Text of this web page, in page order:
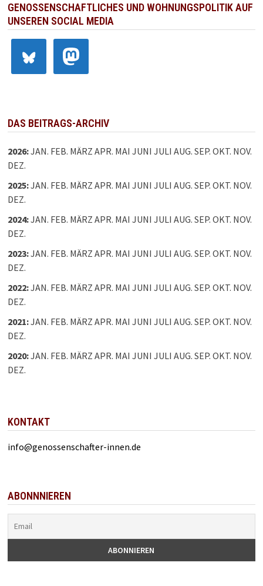
GENOSSENSCHAFTLICHES UND WOHNUNGSPOLITIK AUF
UNSEREN SOCIAL MEDIA
DAS BEITRAGS-ARCHIV
2026:JAN. FEB. MÄRZ APR. MAI JUNI JULI AUG. SEP. OKT. NOV.
DEZ.
2025:JAN. FEB. MÄRZ APR. MAI JUNI JULI AUG. SEP. OKT. NOV.
DEZ.
2024:JAN. FEB. MÄRZ APR. MAI JUNI JULI AUG. SEP. OKT. NOV.
DEZ.
2023:JAN. FEB. MÄRZ APR. MAI JUNI JULI AUG. SEP. OKT. NOV.
DEZ.
2022:JAN. FEB. MÄRZ APR. MAI JUNI JULI AUG. SEP. OKT. NOV.
DEZ.
2021:JAN. FEB. MÄRZ APR. MAI JUNI JULI AUG. SEP. OKT. NOV.
DEZ.
2020:JAN. FEB. MÄRZ APR. MAI JUNI JULI AUG. SEP. OKT. NOV.
DEZ.
KONTAKT
info@genossenschafter-innen.de
ABONNNIEREN